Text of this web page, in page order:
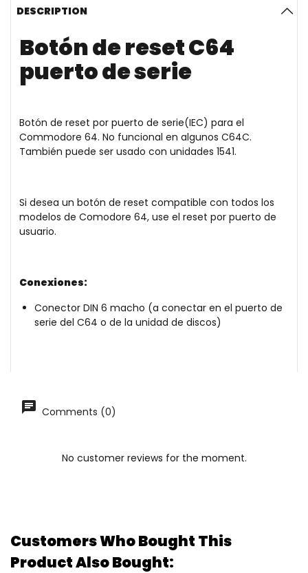
DESCRIPTION
Botón de reset C64
puerto de serie
Botón de reset por puerto de serie(IEC) para el
Commodore 64. No funcional en algunos C64C.
También puede ser usado con unidades 1541.
Si desea un botón de reset compatible con todos los
modelos de Comodore 64, use el reset por puerto de
usuario.
Conexiones:
Conector DIN 6 macho (a conectar en el puerto de
serie del C64 o de la unidad de discos)
Comments (0)
No customer reviews for the moment.
Customers Who Bought This
Product Also Bought: